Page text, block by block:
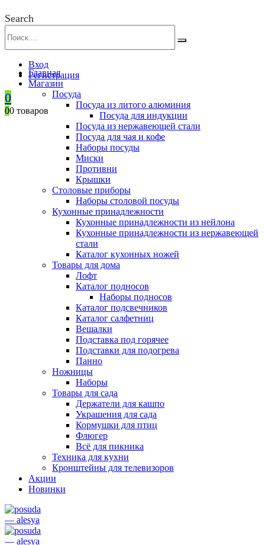
Search
Вход
Регистрация
0
00 товаров
Главная
Магазин
Посуда
Посуда из литого алюминия
Посуда для индукции
Посуда из нержавеющей стали
Посуда для чая и кофе
Наборы посуды
Миски
Противни
Крышки
Столовые приборы
Наборы столовой посуды
Кухонные принадлежности
Кухонные принадлежности из нейлона
Кухонные принадлежности из нержавеющей
стали
Каталог кухонных ножей
Товары для дома
Лофт
Каталог подносов
Наборы подносов
Каталог подсвечников
Каталог салфетниц
Вешалки
Подставка под горячее
Подставки для подогрева
Панно
Ножницы
Наборы
Товары для сада
Держатели для кашпо
Украшения для сада
Кормушки для птиц
Флюгер
Всё для пикника
Техника для кухни
Кронштейны для телевизоров
Акции
Новинки